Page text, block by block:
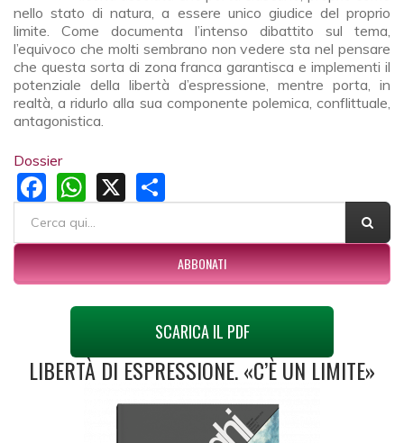
nello stato di natura, a essere unico giudice del proprio
limite. Come documenta l’intenso dibattito sul tema,
l’equivoco che molti sembrano non vedere sta nel pensare
che questa sorta di zona franca garantisca e implementi il
potenziale della libertà d’espressione, mentre porta, in
realtà, a ridurlo alla sua componente polemica, conflittuale,
antagonistica.
Dossier
Facebook
WhatsApp
X
FORM DI RICERCA
ABBONATI
SCARICA IL PDF
LIBERTÀ DI ESPRESSIONE. «C’È UN LIMITE»